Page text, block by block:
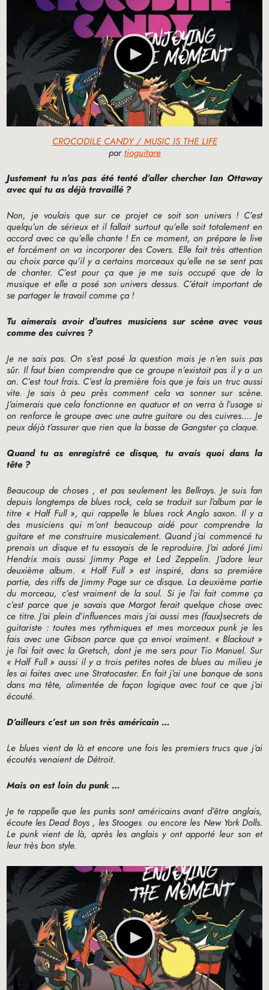
CROCODILE CANDY / MUSIC IS THE LIFE
partioguitare
Justement tu n’as pas été tenté d’aller chercher Ian Ottaway
avec qui tu as déjà travaillé ?
Non, je voulais que sur ce projet ce soit son univers ! C’est
quelqu’un de sérieux et il fallait surtout qu’elle soit totalement en
accord avec ce qu’elle chante ! En ce moment, on prépare le live
et forcément on va incorporer des Covers. Elle fait très attention
au choix parce qu’il y a certains morceaux qu’elle ne se sent pas
de chanter. C’est pour ça que je me suis occupé que de la
musique et elle a posé son univers dessus. C’était important de
se partager le travail comme ça !
Tu aimerais avoir d’autres musiciens sur scène avec vous
comme des cuivres ?
Je ne sais pas. On s’est posé la question mais je n’en suis pas
sûr. Il faut bien comprendre que ce groupe n’existait pas il y a un
an. C’est tout frais. C’est la première fois que je fais un truc aussi
vite. Je sais à peu près comment cela va sonner sur scène.
J’aimerais que cela fonctionne en quatuor et on verra à l’usage si
on renforce le groupe avec une autre guitare ou des cuivres…. Je
peux déjà t’assurer que rien que la basse de Gangster ça claque.
Quand tu as enregistré ce disque, tu avais quoi dans la
tête ?
Beaucoup de choses , et pas seulement les Bellrays. Je suis fan
depuis longtemps de blues rock, cela se traduit sur l’album par le
titre « Half Full », qui rappelle le blues rock Anglo saxon. Il y a
des musiciens qui m’ont beaucoup aidé pour comprendre la
guitare et me construire musicalement. Quand j’ai commencé tu
prenais un disque et tu essayais de le reproduire. J’ai adoré Jimi
Hendrix mais aussi Jimmy Page et Led Zeppelin. J’adore leur
deuxième album. « Half Full » est inspiré, dans sa première
partie, des riffs de Jimmy Page sur ce disque. La deuxième partie
du morceau, c’est vraiment de la soul. Si je l’ai fait comme ça
c’est parce que je savais que Margot ferait quelque chose avec
ce titre. J’ai plein d’influences mais j’ai aussi mes (faux)secrets de
guitariste : toutes mes rythmiques et mes morceaux punk je les
fais avec une Gibson parce que ça envoi vraiment. « Blackout »
je l’ai fait avec la Gretsch, dont je me sers pour Tio Manuel. Sur
« Half Full » aussi il y a trois petites notes de blues au milieu je
les ai faites avec une Stratocaster. En fait j’ai une banque de sons
dans ma tête, alimentée de façon logique avec tout ce que j’ai
écouté.
D’ailleurs c’est un son très américain …
Le blues vient de là et encore une fois les premiers trucs que j’ai
écoutés venaient de Détroit.
Mais on est loin du punk …
Je te rappelle que les punks sont américains avant d’être anglais,
écoute lesDead Boys , lesStooges ou encore les New York Dolls.
Le punk vient de là, après les anglais y ont apporté leur son et
leur très bon style.